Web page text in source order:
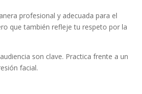
profesional y adecuada para el
que también refleje tu respeto por la
son clave. Practica frente a un
facial.